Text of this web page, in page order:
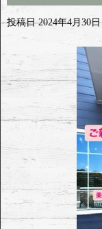
投稿日 2024年4月30日